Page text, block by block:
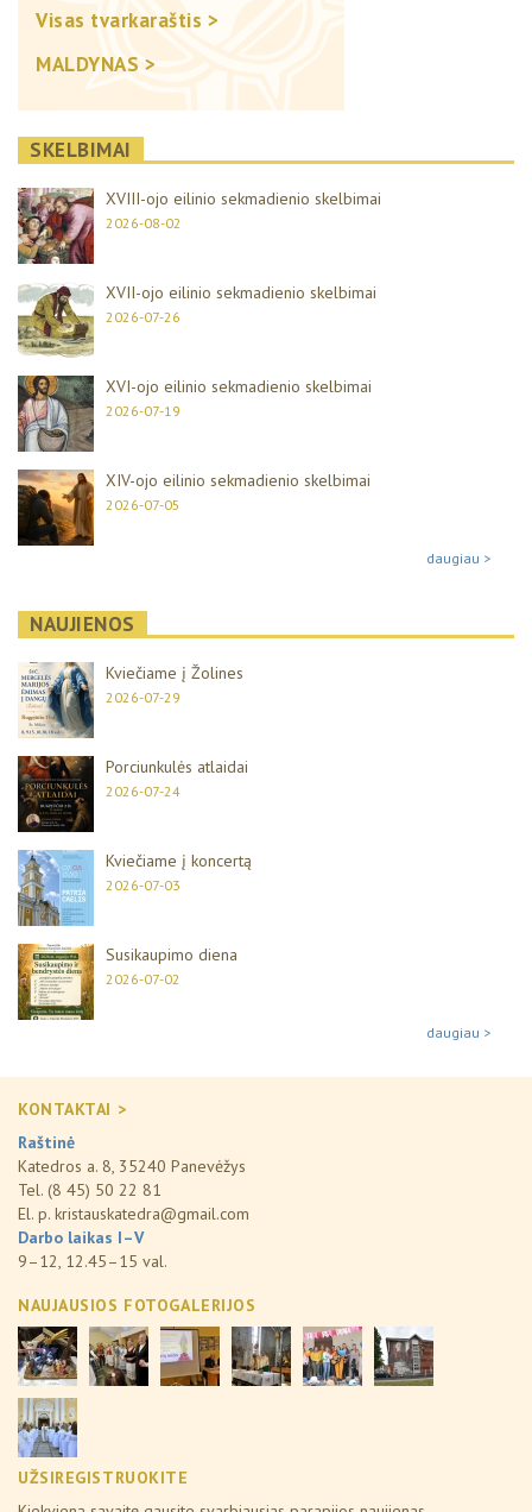
Visas tvarkaraštis >
MALDYNAS >
SKELBIMAI
XVIII-ojo eilinio sekmadienio skelbimai
2026-08-02
XVII-ojo eilinio sekmadienio skelbimai
2026-07-26
XVI-ojo eilinio sekmadienio skelbimai
2026-07-19
XIV-ojo eilinio sekmadienio skelbimai
2026-07-05
daugiau >
NAUJIENOS
Kviečiame į Žolines
2026-07-29
Porciunkulės atlaidai
2026-07-24
Kviečiame į koncertą
2026-07-03
Susikaupimo diena
2026-07-02
daugiau >
KONTAKTAI >
Raštinė
Katedros a. 8, 35240 Panevėžys
Tel. (8 45) 50 22 81
El. p. kristauskatedra@gmail.com
Darbo laikas I–V
9–12, 12.45–15 val.
NAUJAUSIOS FOTOGALERIJOS
UŽSIREGISTRUOKITE